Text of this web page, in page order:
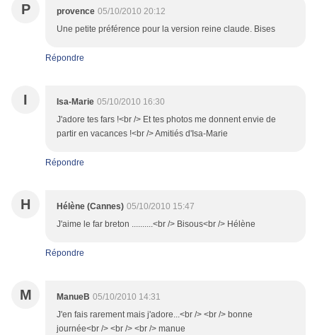
P provence 05/10/2010 20:12
Une petite préférence pour la version reine claude. Bises
Répondre
I Isa-Marie 05/10/2010 16:30
J'adore tes fars !<br /> Et tes photos me donnent envie de
partir en vacances !<br /> Amitiés d'Isa-Marie
Répondre
H Hélène (Cannes) 05/10/2010 15:47
J'aime le far breton ..........<br /> Bisous<br /> Hélène
Répondre
M ManueB 05/10/2010 14:31
J'en fais rarement mais j'adore...<br /> <br /> bonne
journée<br /> <br /> <br /> manue